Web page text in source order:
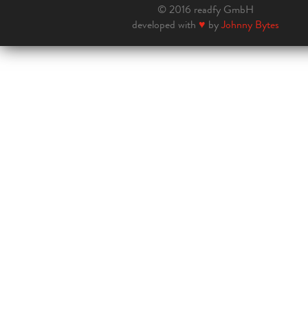
© 2016 readfy GmbH
developed with ♥ byJohnny Bytes